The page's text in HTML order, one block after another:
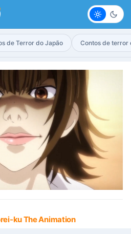
Claro
de Terror do Japão Contos de terror
ku The Animation